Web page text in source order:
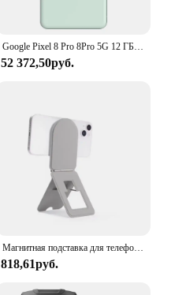
Google Pixel 8 Pro 8Pro 5G 12 ГБ ОЗУ 128 ГБ ПЗУ 6,7 дюйма LTPO OLED NFC Google Tensor G3 Восьмиядерный оригинальный мобильный телефон 8 pro
52 372,50руб.
Магнитная подставка для телефона для iPhone 15, 14, 13, 12, 11 Pro Max Plus, настольная магнитная складная подставка для телефона, держатель Magsafe для Apple
818,61руб.